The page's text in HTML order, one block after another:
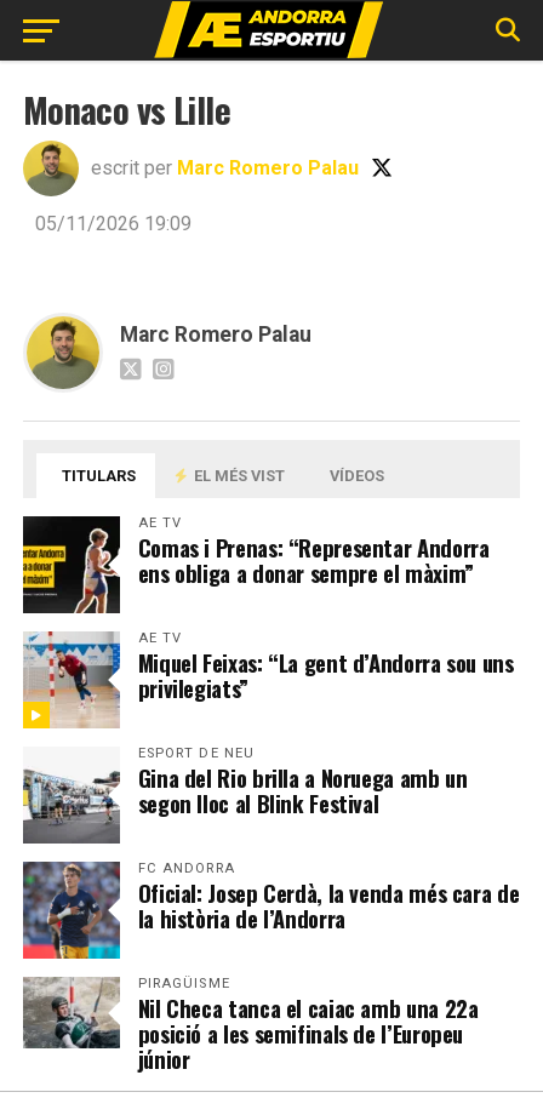
Monaco vs Lille
escrit per Marc Romero Palau
05/11/2026 19:09
Marc Romero Palau
TITULARS EL MÉS VIST VÍDEOS
AE TV
Comas i Prenas: “Representar Andorra
ens obliga a donar sempre el màxim”
AE TV
Miquel Feixas: “La gent d’Andorra sou uns
privilegiats”
ESPORT DE NEU
Gina del Rio brilla a Noruega amb un
segon lloc al Blink Festival
FC ANDORRA
Oficial: Josep Cerdà, la venda més cara de
la història de l’Andorra
PIRAGÜISME
Nil Checa tanca el caiac amb una 22a
posició a les semifinals de l’Europeu
júnior